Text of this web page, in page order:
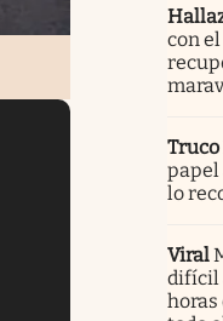
con
Truco
papel
lo
Viral
difícil
horas